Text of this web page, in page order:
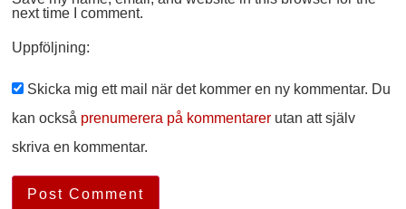
next time I comment.
Uppföljning:
Skicka mig ett mail när det kommer en ny kommentar. Du
kan också prenumerera på kommentarer utan att själv
skriva en kommentar.